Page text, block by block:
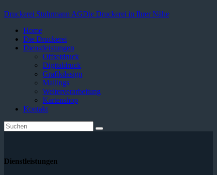
Druckerei Stuhrmann AGDie Druckerei in Ihrer Nähe
Home
Die Druckerei
Dienstleistungen
Offsetdruck
Digitaldruck
Grafikdesign
Mailings
Weiterverarbeitung
Kartenshop
Kontakt
Dienstleistungen